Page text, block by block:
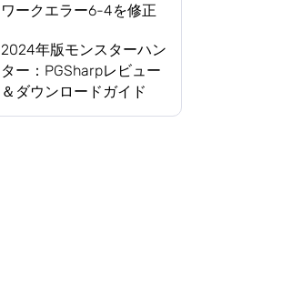
ワークエラー6-4を修正
2024年版モンスターハン
ター：PGSharpレビュー
＆ダウンロードガイド